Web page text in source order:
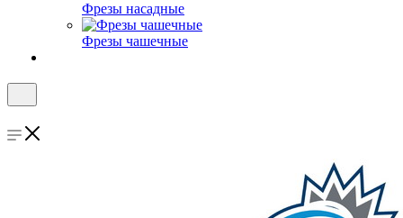
Фрезы насадные
Фрезы чашечные